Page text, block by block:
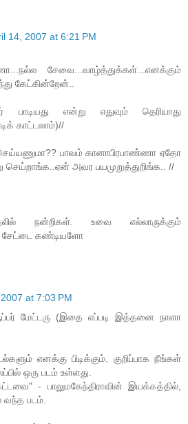
14, 2007 at 6:21 PM
சேவை...வாழ்த்துக்கள்...எனக்கும்
கேட்கின்றேன்..
என்று எதுவும் தெரியாது
காட்டலாம்)//
பாவம் கானாபிரபாண்ணா ஏதோ
செய்றாங்க..ஏன் அவர பயமுறுத்துறிங்க.. //
நன்றிகள். உவை எல்லாருக்கும்
கண்டியளோ
at 7:03 PM
மேட்டரு (இதை எப்படி இத்தனை நாளா
எனக்கு பிடிக்கும். குறிப்பாக நீங்கள்
ஒரு படம் உள்ளது.
- பாலுமகேந்திராவின் இயக்கத்தில்,
வந்த படம்.